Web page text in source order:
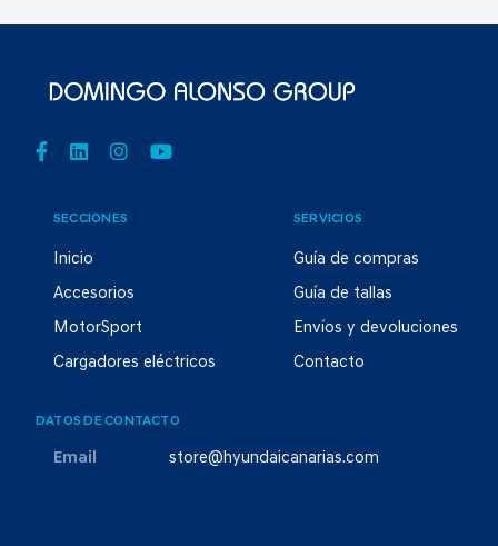
SECCIONES
Inicio
Accesorios
MotorSport
Cargadores eléctricos
SERVICIOS
Guía de compras
Guía de tallas
Envíos y devoluciones
Contacto
DATOS DE CONTACTO
Email store@hyundaicanarias.com